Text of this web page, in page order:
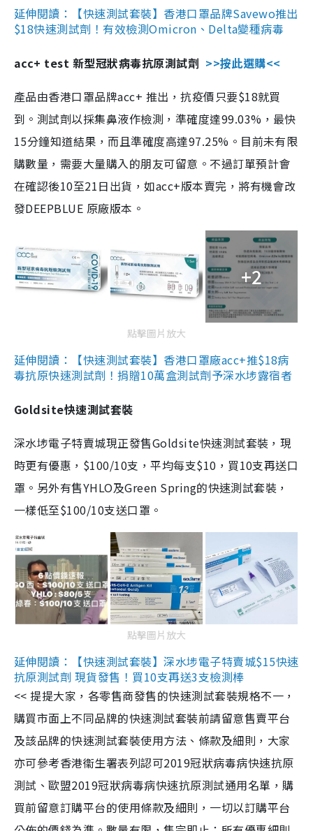
延伸閱讀：【快速測試套裝】香港口罩品牌Savewo推出
$18快速測試劑！有效檢測Omicron、Delta變種病毒
acc+ test 新型冠狀病毒抗原測試劑 >>按此選購<<
產品由香港口罩品牌acc+ 推出，抗疫價只要$18就買
到。測試劑以採集鼻液作檢測，準確度達99.03%，最快
15分鐘知道結果，而且準確度高達97.25%。目前未有限
購數量，需要大量購入的朋友可留意。不過訂單預計會
在確認後10至21日出貨，如acc+版本賣完，將有機會改
發DEEPBLUE 原廠版本。
+2
點擊圖片放大
延伸閱讀：【快速測試套裝】香港口罩廠acc+推$18病
毒抗原快速測試劑！捐贈10萬盒測試劑予深水埗露宿者
Goldsite快速測試套裝
深水埗電子特賣城現正發售Goldsite快速測試套裝，現
時更有優惠，$100/10支，平均每支$10，買10支再送口
罩。另外有售YHLO及Green Spring的快速測試套裝，
一樣低至$100/10支送口罩。
點擊圖片放大
延伸閱讀：【快速測試套裝】深水埗電子特賣城$15快速
抗原測試劑 現貨發售！買10支再送3支檢測棒
<< 提提大家，各零售商發售的快速測試套裝規格不一，
購買市面上不同品牌的快速測試套裝前請留意售賣平台
及該品牌的快速測試套裝使用方法、條款及細則，大家
亦可參考香港衞生署表列認可2019冠狀病毒病快速抗原
測試、歐盟2019冠狀病毒病快速抗原測試通用名單，購
買前留意訂購平台的使用條款及細則，一切以訂購平台